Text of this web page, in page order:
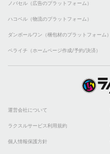
ノバセル（広告のプラットフォーム）
ハコベル（物流のプラットフォーム）
ダンボールワン（梱包材のプラットフォーム）
ペライチ（ホームページ作成/予約/決済）
運営会社について
ラクスルサービス利用規約
個人情報保護方針